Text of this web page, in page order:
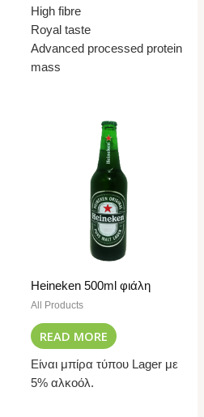
High fibre
Royal taste
Advanced processed protein
mass
Heineken 500ml φιάλη
All Products
READ MORE
Είναι μπίρα τύπου Lager με
5% αλκοόλ.